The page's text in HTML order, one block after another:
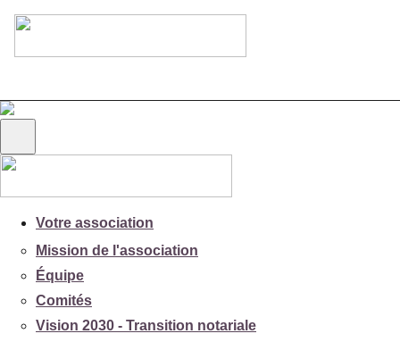
Votre association
Mission de l'association
Équipe
Comités
Vision 2030 - Transition notariale